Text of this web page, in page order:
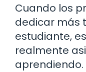
Cuando los
dedicar más
estudiante,
realmente
aprendiendo.